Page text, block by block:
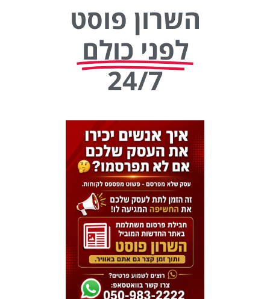
השרון פוסט
לפני כולם
24/7